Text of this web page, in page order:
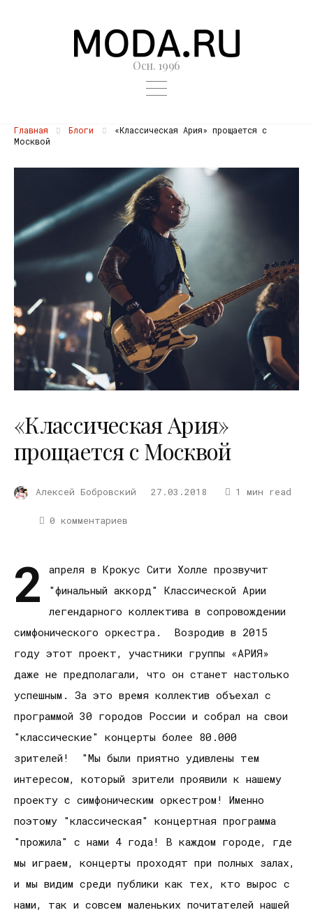
Осн. 1996
Главная Блоги
«Классическая Ария» прощается с
Москвой
«Классическая Ария»
прощается с Москвой
Алексей Бобровский 27.03.2018 1 мин read
0 комментариев
2
апреля в Крокус Сити Холле прозвучит
"финальный аккорд" Классической Арии
легендарного коллектива в сопровождении
симфонического оркестра. Возродив в 2015
году этот проект, участники группы «АРИЯ»
даже не предполагали, что он станет настолько
успешным. За это время коллектив объехал с
программой 30 городов России и собрал на свои
"классические" концерты более 80.000
зрителей! "Мы были приятно удивлены тем
интересом, который зрители проявили к нашему
проекту с симфоническим оркестром! Именно
поэтому "классическая" концертная программа
"прожила" с нами 4 года! В каждом городе, где
мы играем, концерты проходят при полных залах,
и мы видим среди публики как тех, кто вырос с
нами, так и совсем маленьких почитателей нашей